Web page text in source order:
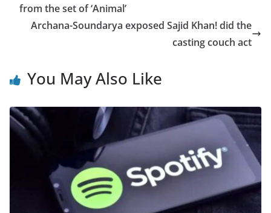
from the set of ‘Animal’
Archana-Soundarya exposed Sajid Khan! did the
casting couch act
You May Also Like